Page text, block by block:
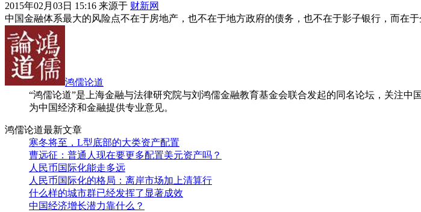
2015年02月03日 15:16 来源于 财新网
中国金融体系最大的风险点不在于房地产，也不在于地方政府的债务，也不在于影子银行，而在
鸿儒论道
“鸿儒论道”是上海金融与法律研究院与刘鸿儒金融教育基金会联合发起的同名论坛，关注
为中国经济和金融提供专业意见。
鸿儒论道最新文章
寒冬将至，L型底部的大类资产配置
曹远征：普通人现在要更多配置美元资产吗？
人民币国际化能走多远
人民币国际化的格局：离岸市场加上清算行
什么样的城市群已经发挥了显著成效
中国经济增长潜力靠什么？